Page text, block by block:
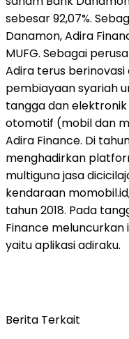
sebesar 92,07%.
Danamon, Adira
MUFG. Sebagai
Adira terus
pembiayaan syariah
tangga dan
otomotif (mobil dan
Adira Finance. Di
menghadirkan
multiguna jasa
kendaraan
tahun 2018. Pada
Finance meluncurkan
yaitu aplikasi adiraku.
Berita Terkait